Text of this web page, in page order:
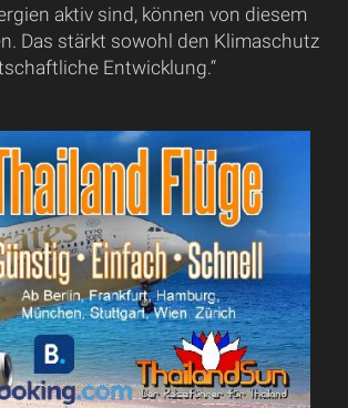
aktiv sind, können von diesem
Das stärkt sowohl den Klimaschutz
Entwicklung.“